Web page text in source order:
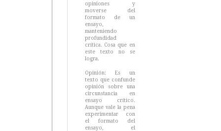
opiniones y
moverse del
formato de un
ensayo,
manteniendo
profundidad
crítica. Cosa que en
este texto no se
logra.
Opinión: Es un
texto que confunde
opinión sobre una
circunstancia en
ensayo crítico.
Aunque vale la pena
experimentar con
el formato del
ensayo, el